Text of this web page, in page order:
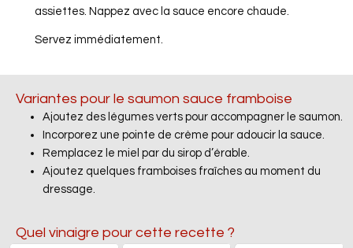
assiettes. Nappez avec la sauce encore chaude.
Servez immédiatement.
Quel vinaigre pour cette recette ?
Variantes pour le saumon sauce framboise
Ajoutez des légumes verts pour accompagner le saumon.
Incorporez une pointe de crème pour adoucir la sauce.
Remplacez le miel par du sirop d’érable.
Ajoutez quelques framboises fraîches au moment du
dressage.